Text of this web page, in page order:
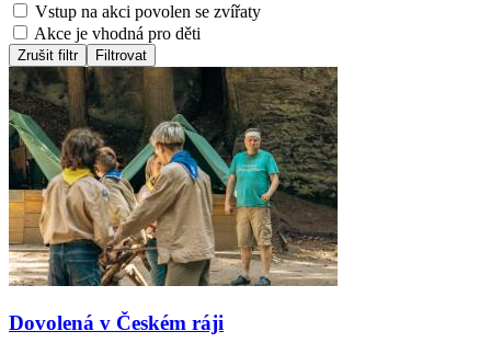
Vstup na akci povolen se zvířaty
Akce je vhodná pro děti
Zrušit filtr Filtrovat
Dovolená v Českém ráji